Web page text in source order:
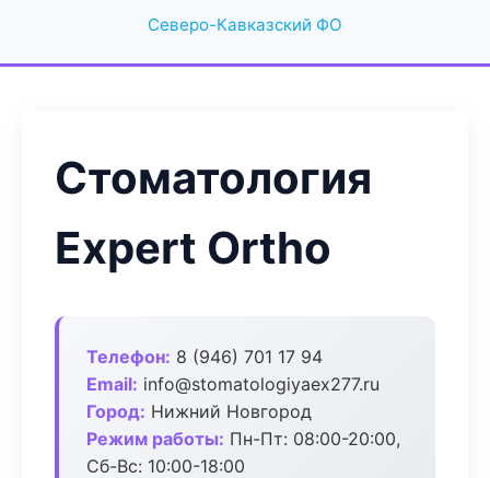
Северо-Кавказский ФО
Стоматология
Expert Ortho
Телефон: 8 (946) 701 17 94
Email: info@stomatologiyaex277.ru
Город: Нижний Новгород
Режим работы: Пн-Пт: 08:00-20:00,
Сб-Вс: 10:00-18:00